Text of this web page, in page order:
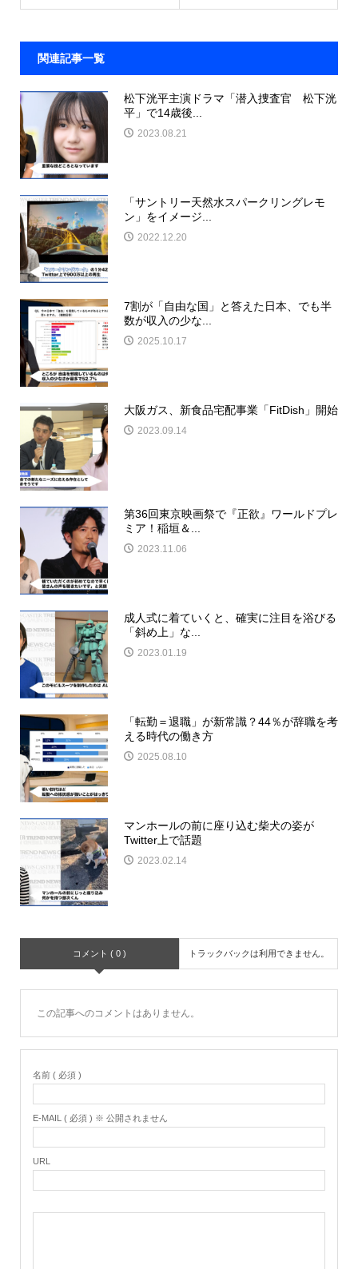
関連記事一覧
松下洸平主演ドラマ「潜入捜査官 松下洸
平」で14歳後...
2023.08.21
「サントリー天然水スパークリングレモ
ン」をイメージ...
2022.12.20
7割が「自由な国」と答えた日本、でも半
数が収入の少な...
2025.10.17
大阪ガス、新食品宅配事業「FitDish」開始
2023.09.14
第36回東京映画祭で『正欲』ワールドプレ
ミア！稲垣＆...
2023.11.06
成人式に着ていくと、確実に注目を浴びる
「斜め上」な...
2023.01.19
「転勤＝退職」が新常識？44％が辞職を考
える時代の働き方
2025.08.10
マンホールの前に座り込む柴犬の姿が
Twitter上で話題
2023.02.14
コメント ( 0 ) トラックバックは利用できません。
この記事へのコメントはありません。
名前 ( 必須 )
E-MAIL ( 必須 ) ※ 公開されません
URL